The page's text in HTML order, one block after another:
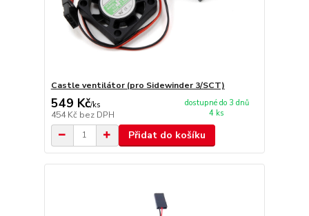
Castle ventilátor (pro Sidewinder 3/SCT)
549 Kč/ks
454 Kč bez DPH
dostupné do 3 dnů
4 ks
Přidat do košíku